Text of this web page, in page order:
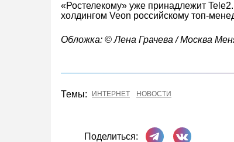
«Ростелекому» уже принадлежит
холдингом Veon российскому топ-
Обложка: © Лена Грачева / Москва
Темы: ИНТЕРНЕТ НОВОСТИ
Поделиться:
Поделиться в
Поделиться